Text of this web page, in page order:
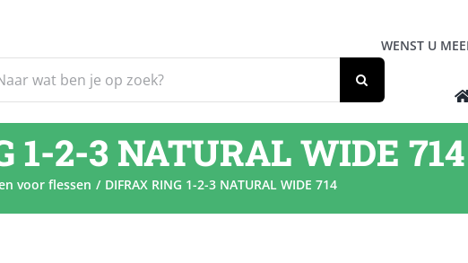
WENST U
1-2-3 NATURAL WIDE 714
voor flessen DIFRAX RING 1-2-3 NATURAL WIDE 714